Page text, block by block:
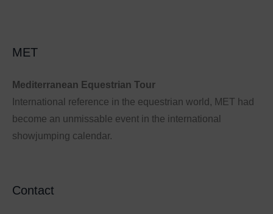
MET
Mediterranean Equestrian Tour
International reference in the equestrian world, MET had
become an unmissable event in the international
showjumping calendar.
Contact